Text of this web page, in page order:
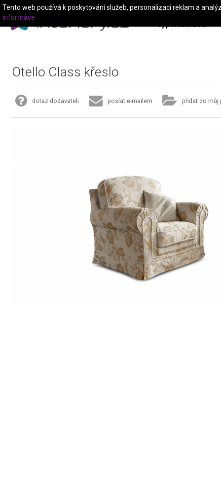
Typ místnosti
Otello Class křeslo
dotaz dodavateli poslat e-mailem přidat do můj
Tento web používá k poskytování služeb, personalizaci reklam a
informace